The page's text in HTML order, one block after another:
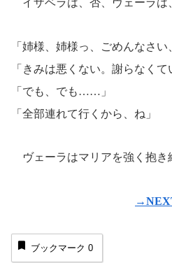
イザベラは、否、ヴェーラは
「姉様、姉様っ、ごめんなさ
「きみは悪くない。謝らなくて
「でも、でも……」
「全部連れて行くから、ね」
ヴェーラはマリアを強く抱き
ブックマーク 0